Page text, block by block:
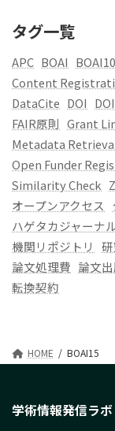
タグ一覧
APC BOAI BOAI10
Content
DataCite DOI
FAIR原則 Grant
Metadata
Open Funder
Similarity Check
オープンアクセス
ハゲタカジャーナ
機関リポジトリ
論文処理費 論文
転換契約
HOME BOAI15
学術情報発信ラボ